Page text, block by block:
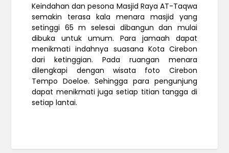
Keindahan dan pesona Masjid Raya AT-Taqwa
semakin terasa kala menara masjid yang
setinggi 65 m selesai dibangun dan mulai
dibuka untuk umum. Para jamaah dapat
menikmati indahnya suasana Kota Cirebon
dari ketinggian. Pada ruangan menara
dilengkapi dengan wisata foto Cirebon
Tempo Doeloe. Sehingga para pengunjung
dapat menikmati juga setiap titian tangga di
setiap lantai.